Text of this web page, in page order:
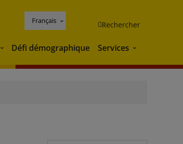
Français Rechercher
Environnement
Défi démographique Services Services